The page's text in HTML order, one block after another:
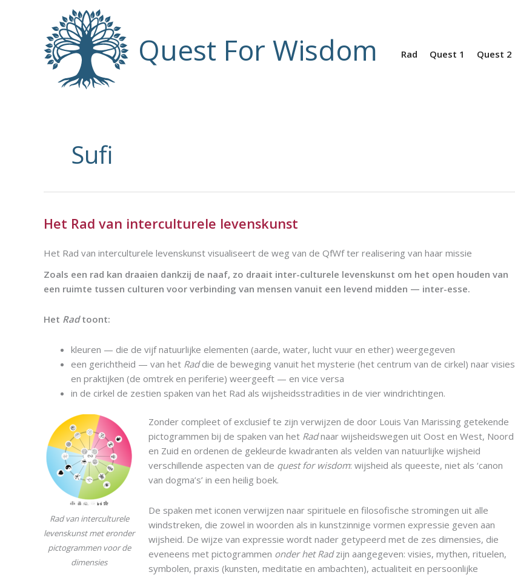
Quest For Wisdom Rad Quest 1 Quest 2
Sufi
Het Rad van interculturele levenskunst
Het Rad van interculturele levenskunst visualiseert de weg van de QfWf ter realisering van haar missie
Zoals een rad kan draaien dankzij de naaf, zo draait inter-culturele levenskunst om het open houden van
een ruimte tussen culturen voor verbinding van mensen vanuit een levend midden — inter-esse.
Het Radtoont:
kleuren — die de vijf natuurlijke elementen (aarde, water, lucht vuur en ether) weergegeven
een gerichtheid — van het Raddie de beweging vanuit het mysterie (het centrum van de cirkel) naar visies
en praktijken (de omtrek en periferie) weergeeft — en vice versa
in de cirkel de zestien spaken van het Rad als wijsheidsstradities in de vier windrichtingen.
Rad van interculturele
levenskunst met eronder
pictogrammen voor de
dimensies
Zonder compleet of exclusief te zijn verwijzen de door Louis Van Marissing getekende
pictogrammen bij de spaken van het Radnaar wijsheidswegen uit Oost en West, Noord
en Zuid en ordenen de gekleurde kwadranten als velden van natuurlijke wijsheid
verschillende aspecten van de quest for wisdom: wijsheid als queeste, niet als ‘canon
van dogma’s’ in een heilig boek.
De spaken met iconen verwijzen naar spirituele en filosofische stromingen uit alle
windstreken, die zowel in woorden als in kunstzinnige vormen expressie geven aan
wijsheid. De wijze van expressie wordt nader getypeerd met de zes dimensies, die
eveneens met pictogrammen onder het Radzijn aangegeven: visies, mythen, rituelen,
symbolen, praxis (kunsten, meditatie en ambachten), actualiteit en persoonlijke